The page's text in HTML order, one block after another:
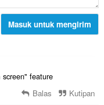
Masuk untuk mengirim
feature
Balas Kutipan